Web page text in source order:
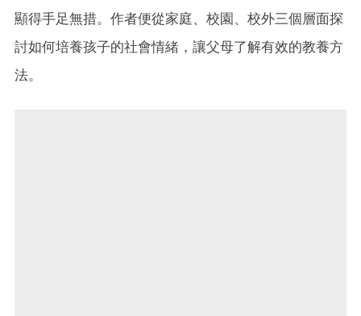
顯得手足無措。作者便從家庭、校園、校外三個層面探
討如何培養孩子的社會情緒，讓父母了解有效的教養方
法。